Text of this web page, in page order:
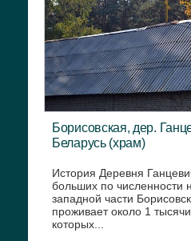
Борисовская, дер.
Беларусь (храм)
История Деревня
больших по численности
западной части
проживает около 1
которых...